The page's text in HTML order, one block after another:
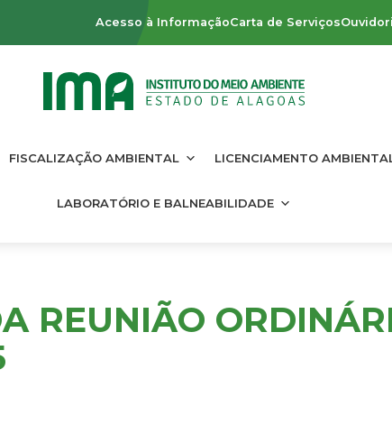
Acesso à InformaçãoCarta de Serviços
FISCALIZAÇÃO AMBIENTAL LICENCIAMENTO
LABORATÓRIO E BALNEABILIDADE
REUNIÃO